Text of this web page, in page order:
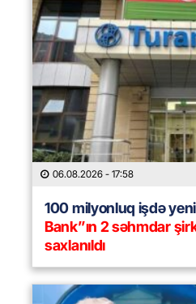
06.08.2026 - 17:58
100 milyonluq işdə yeni
Bank”ın 2 səhmdar
saxlanıldı